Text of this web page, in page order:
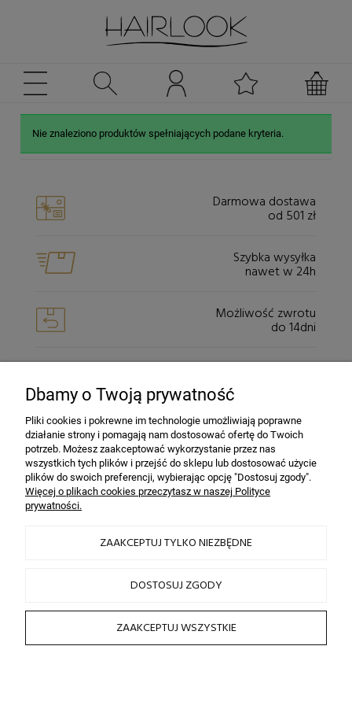
Nie znaleziono produktów spełniających podane kryteria.
Darmowa dostawa
od 501 zł
Szybka wysyłka
nawet w 24h
Możliwość zwrotu
do 14dni
dzięki szyfrowaniu SSL
INFORMACJE
OBSŁUGA KLIENTA
2026 © by sklep fryzjerski HAIRLOOK
Sklep internetowy Shoper.pl
Dbamy o Twoją prywatność
Pliki cookies i pokrewne im technologie umożliwiają poprawne
działanie strony i pomagają nam dostosować ofertę do Twoich
potrzeb. Możesz zaakceptować wykorzystanie przez nas
wszystkich tych plików i przejść do sklepu lub dostosować użycie
plików do swoich preferencji, wybierając opcję "Dostosuj zgody".
Więcej o plikach cookies przeczytasz w naszej Polityce
prywatności.
ZAAKCEPTUJ TYLKO NIEZBĘDNE
DOSTOSUJ ZGODY
ZAAKCEPTUJ WSZYSTKIE